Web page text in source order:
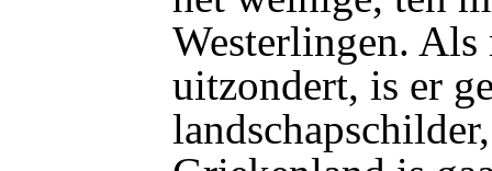
Westerlingen. Als
uitzondert, is er